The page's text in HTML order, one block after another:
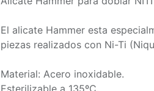
El alicate Hammer esta
piezas realizados con Ni-Ti
Material: Acero inoxidable.
Esterilizable a 135ºC.